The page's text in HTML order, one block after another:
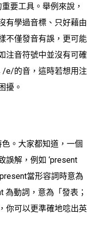
要工具 。舉例來說，
有學過音標、只好藉由
不僅發音有誤，更可能
注音符號中並沒有可確
的音，這時若想用注
擾。
。大家都知道，一個
誤解，例如 ‘present
當形容詞時意為
為動詞，意為「發表；
你可以更準確地唸出英